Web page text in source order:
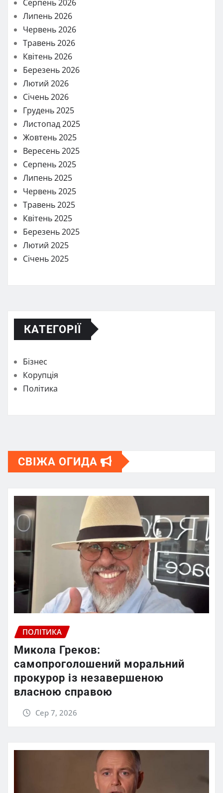
Серпень 2026
Липень 2026
Червень 2026
Травень 2026
Квітень 2026
Березень 2026
Лютий 2026
Січень 2026
Грудень 2025
Листопад 2025
Жовтень 2025
Вересень 2025
Серпень 2025
Липень 2025
Червень 2025
Травень 2025
Квітень 2025
Березень 2025
Лютий 2025
Січень 2025
КАТЕГОРІЇ
Бізнес
Корупція
Політика
СВІЖА ОГИДА
ПОЛІТИКА
Микола Греков:
самопроголошений моральний
прокурор із незавершеною
власною справою
Сер 7, 2026